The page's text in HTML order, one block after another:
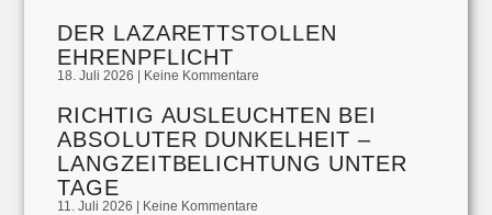
DER LAZARETTSTOLLEN
EHRENPFLICHT
18. Juli 2026 Keine Kommentare
RICHTIG AUSLEUCHTEN BEI
ABSOLUTER DUNKELHEIT –
LANGZEITBELICHTUNG UNTER
TAGE
11. Juli 2026 Keine Kommentare